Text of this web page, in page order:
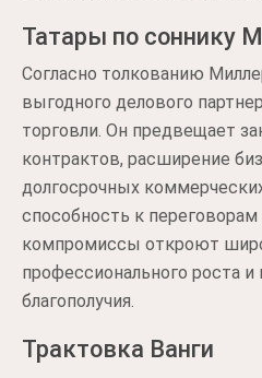
Татары по соннику
Согласно толкованию
выгодного делового
торговли. Он предвещает
контрактов, расширение
долгосрочных
способность к
компромиссы откроют
профессионального роста и
благополучия.
Трактовка Ванги